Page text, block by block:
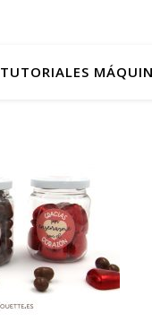
TUTORIALES